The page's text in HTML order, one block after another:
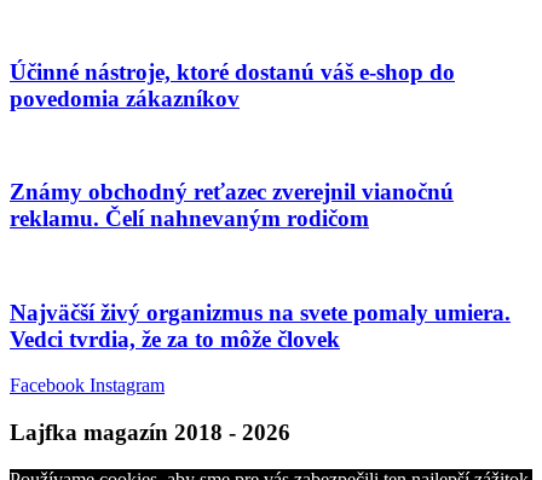
Účinné nástroje, ktoré dostanú váš e-shop do
povedomia zákazníkov
Známy obchodný reťazec zverejnil vianočnú
reklamu. Čelí nahnevaným rodičom
Najväčší živý organizmus na svete pomaly umiera.
Vedci tvrdia, že za to môže človek
Facebook Instagram
Lajfka magazín 2018 - 2026